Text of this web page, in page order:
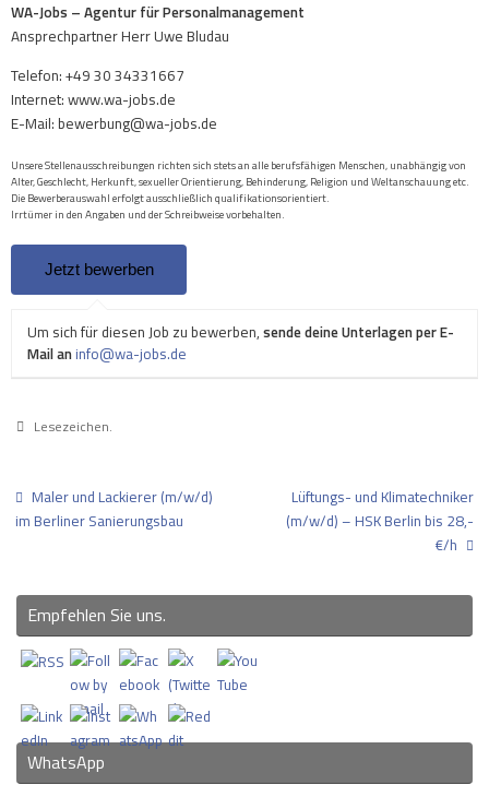
WA-Jobs – Agentur für Personalmanagement
Ansprechpartner Herr Uwe Bludau
Telefon: +49 30 34331667
Internet: www.wa-jobs.de
E-Mail: bewerbung@wa-jobs.de
Unsere Stellenausschreibungen richten sich stets an alle berufsfähigen Menschen, unabhängig von
Alter, Geschlecht, Herkunft, sexueller Orientierung, Behinderung, Religion und Weltanschauung etc.
Die Bewerberauswahl erfolgt ausschließlich qualifikationsorientiert.
Irrtümer in den Angaben und der Schreibweise vorbehalten.
Um sich für diesen Job zu bewerben, sende deine Unterlagen per E-
Mail an info@wa-jobs.de
Lesezeichen.
Maler und Lackierer (m/w/d)
im Berliner Sanierungsbau
Lüftungs- und Klimatechniker
(m/w/d) – HSK Berlin bis 28,-
€/h
Empfehlen Sie uns.
WhatsApp